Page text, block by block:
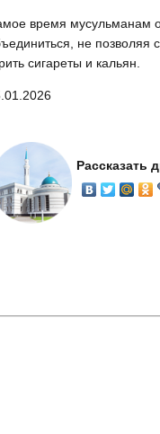
время мусульманам
не позволяя
сигареты и кальян.
Рассказать